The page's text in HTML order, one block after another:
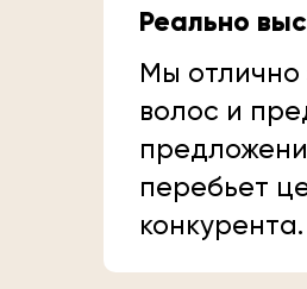
Реально
Мы отлично
волос и
перебьет
конкурента.